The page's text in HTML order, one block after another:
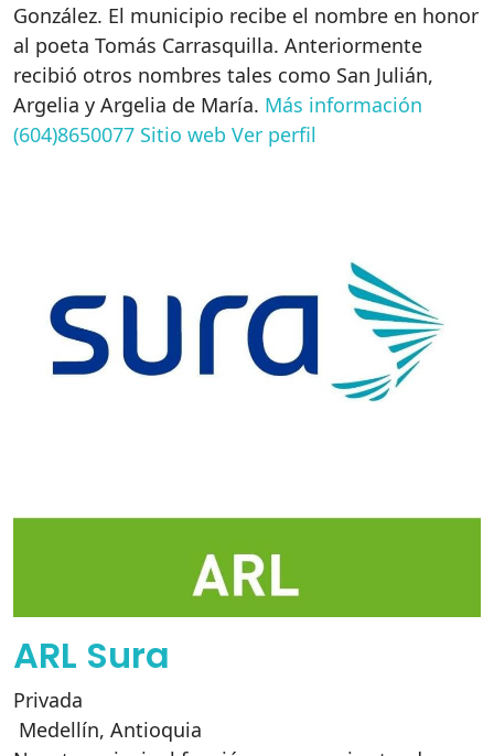
González. El municipio recibe el nombre en honor
al poeta Tomás Carrasquilla. Anteriormente
recibió otros nombres tales como San Julián,
Argelia y Argelia de María. Más información
(604)8650077 Sitio web Ver perfil
ARL Sura
Privada
Medellín, Antioquia